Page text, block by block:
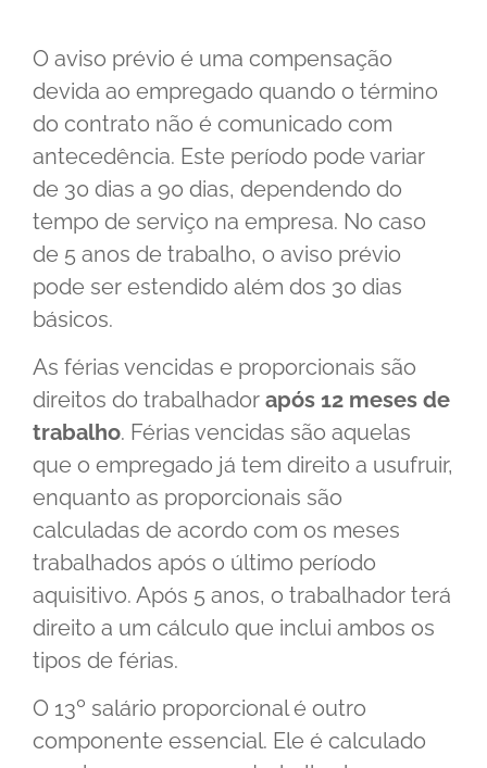
O aviso prévio é uma compensação
devida ao empregado quando o término
do contrato não é comunicado com
antecedência. Este período pode variar
de 30 dias a 90 dias, dependendo do
tempo de serviço na empresa. No caso
de 5 anos de trabalho, o aviso prévio
pode ser estendido além dos 30 dias
básicos.
As férias vencidas e proporcionais são
direitos do trabalhador após 12 meses de
trabalho. Férias vencidas são aquelas
que o empregado já tem direito a usufruir,
enquanto as proporcionais são
calculadas de acordo com os meses
trabalhados após o último período
aquisitivo. Após 5 anos, o trabalhador terá
direito a um cálculo que inclui ambos os
tipos de férias.
O 13º salário proporcional é outro
componente essencial. Ele é calculado